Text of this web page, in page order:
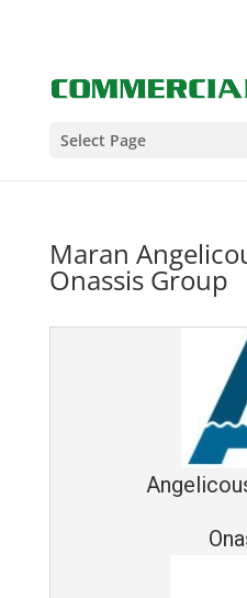
Select Page
Maran
Onassis Group